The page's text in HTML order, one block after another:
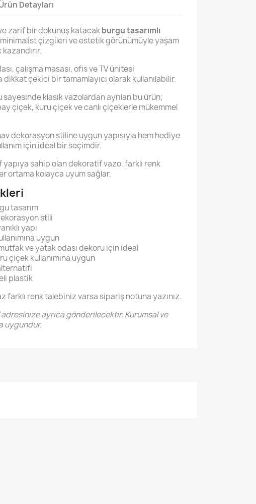
Detayları
zarif bir dokunuş katacakburgu tasarımlı
çizgileri ve estetik görünümüyle yaşam
kazandırır.
çalışma masası, ofis ve TV ünitesi
çekici bir tamamlayıcı olarak kullanılabilir.
klasik vazolardan ayrılan bu ürün;
çiçek, kuru çiçek ve canlı çiçeklerle mükemmel
dekorasyon stiline uygun yapısıyla hem hediye
için ideal bir seçimdir.
yapıya sahip olan dekoratif vazo, farklı renk
ortama kolayca uyum sağlar.
tasarım
stili
yapı
uygun
ve yatak odası dekoru için ideal
çiçek kullanımına uygun
plastik
farklı renk talebiniz varsa sipariş notuna yazınız.
adresinize ayrıca gönderilecektir. Kurumsal ve
uygundur.